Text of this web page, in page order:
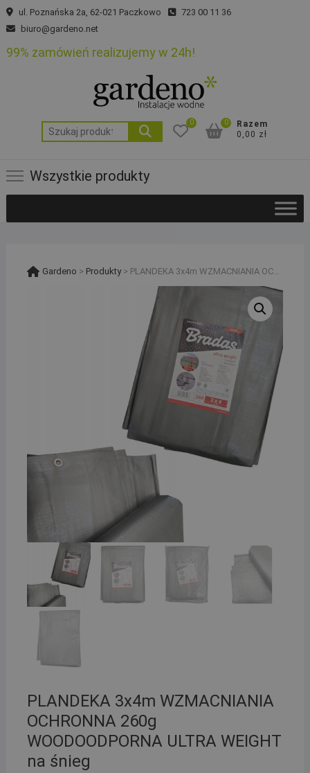
Skip
to
ul. Poznańska 2a, 62-021 Paczkowo
723 00 11 36
biuro@gardeno.net
99% zamówień realizujemy w 24h!
Szukaj:
0
Razem
0,00 zł
0
Wszystkie produkty
Gardeno > Produkty> PLANDEKA 3x4m WZMACNIANIA OCHRONNA 260g WOODOODPORNA ULTRA WEIGHT na śnieg
PLANDEKA 3x4m WZMACNIANIA
OCHRONNA 260g
WOODOODPORNA ULTRA WEIGHT
na śnieg